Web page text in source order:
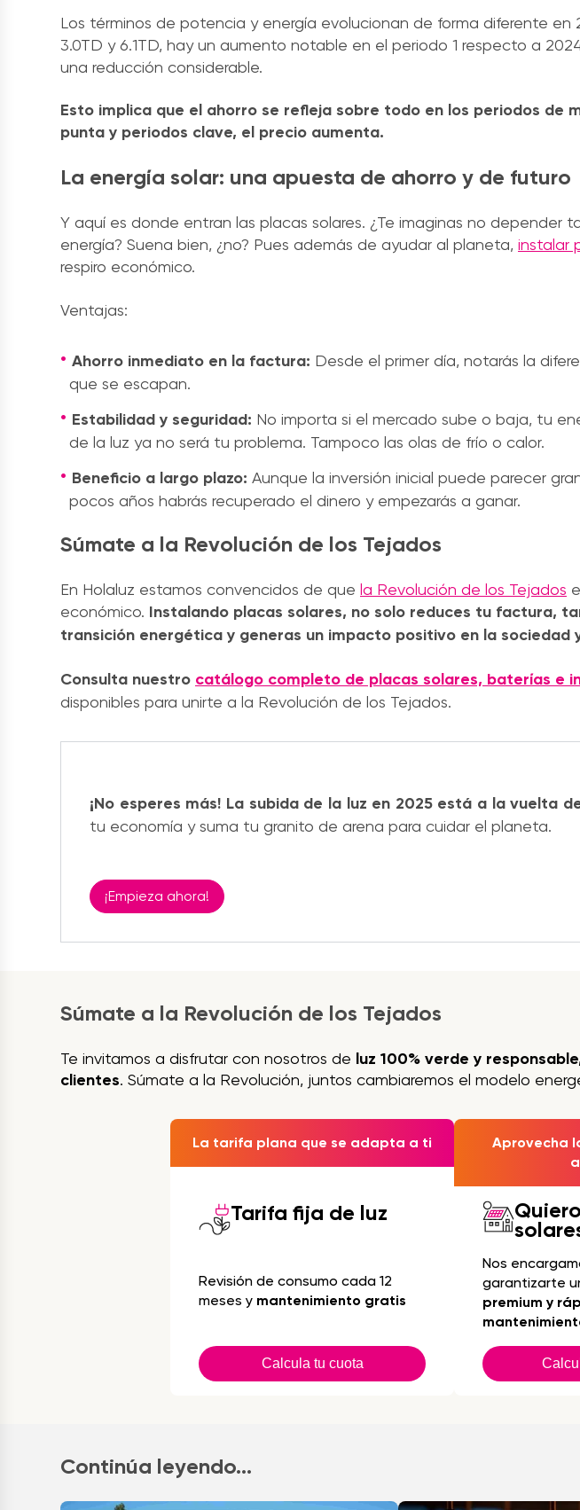
Los términos de potencia y energía evolucionan de forma diferente en
3.0TD y 6.1TD, hay un aumento notable en el periodo 1 respecto a
una reducción considerable.
Esto implica que el ahorro se refleja sobre todo en los periodos de
punta y periodos clave, el precio aumenta.
La energía solar: una apuesta de ahorro y de futuro
Y aquí es donde entran las placas solares. ¿Te imaginas no depender
energía? Suena bien, ¿no? Pues además de ayudar al planeta, instalar
respiro económico.
Ventajas:
Ahorro inmediato en la factura: Desde el primer día, notarás la
que se escapan.
Estabilidad y seguridad: No importa si el mercado sube o baja, tu
de la luz ya no será tu problema. Tampoco las olas de frío o calor.
Beneficio a largo plazo: Aunque la inversión inicial puede parecer
pocos años habrás recuperado el dinero y empezarás a ganar.
Súmate a la Revolución de los Tejados
En Holaluz estamos convencidos de que la Revolución de los Tejados
económico. Instalando placas solares, no solo reduces tu factura,
transición energética y generas un impacto positivo en la sociedad
Consulta nuestro catálogo completo de placas solares, baterías e
disponibles para unirte a la Revolución de los Tejados.
¡No esperes más! La subida de la luz en 2025 está a la vuelta
tu economía y suma tu granito de arena para cuidar el planeta.
¡Empieza ahora!
Súmate a la Revolución de los Tejados
Te invitamos a disfrutar con nosotros de luz 100% verde y
clientes. Súmate a la Revolución, juntos cambiaremos el modelo
La tarifa plana que se adapta a ti
Tarifa fija de luz
Revisión de consumo cada 12
meses y mantenimiento gratis
Calcula tu cuota
Aprovecha
Nos
garantizarte
premium y
Continúa leyendo...